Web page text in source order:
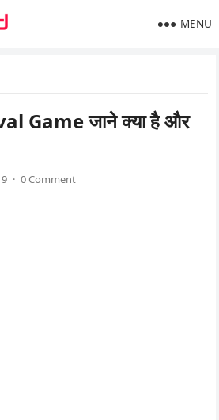
MENU
Game जाने क्या है और
· 0 Comment